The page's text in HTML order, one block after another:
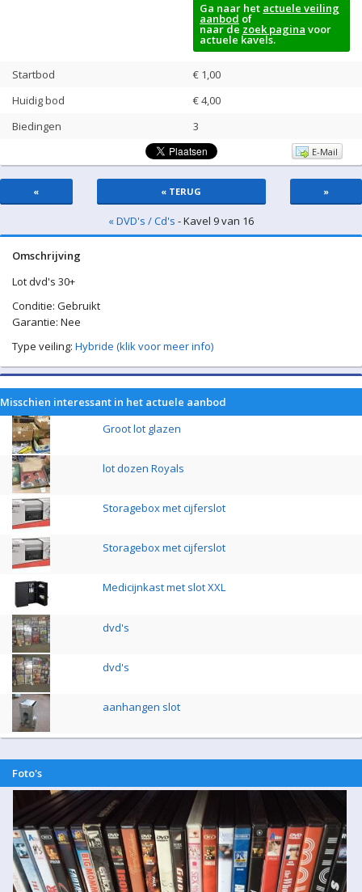
Ga naar het actuele veiling
aanbod of
naar de zoek pagina voor
actuele kavels.
Startbod
€ 1,00
Huidig bod
€4,00
Biedingen
3
E-Mail
« « TERUG »
« DVD's / Cd's - Kavel 9 van 16
Omschrijving
Lot dvd's 30+
Conditie: Gebruikt
Garantie: Nee
Type veiling: Hybride (klik voor meer info)
Misschien interessant in het actuele aanbod
Groot lot glazen
lot dozen Royals
Storagebox met cijferslot
Storagebox met cijferslot
Medicijnkast met slot XXL
dvd's
dvd's
aanhangen slot
Foto's